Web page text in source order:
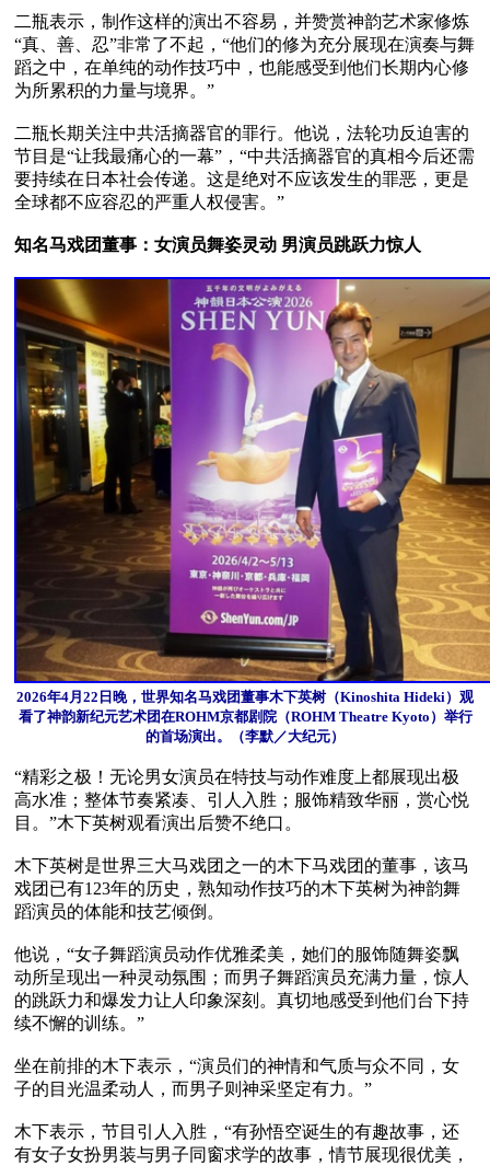
二瓶表示，制作这样的演出不容易，并赞赏神韵艺术家修炼
“真、善、忍”非常了不起，“他们的修为充分展现在演奏与舞
蹈之中，在单纯的动作技巧中，也能感受到他们长期内心修
为所累积的力量与境界。”
二瓶长期关注中共活摘器官的罪行。他说，法轮功反迫害的
节目是“让我最痛心的一幕”，“中共活摘器官的真相今后还需
要持续在日本社会传递。这是绝对不应该发生的罪恶，更是
全球都不应容忍的严重人权侵害。”
知名马戏团董事：女演员舞姿灵动 男演员跳跃力惊人
2026年4月22日晚，世界知名马戏团董事木下英树（Kinoshita Hideki）观
看了神韵新纪元艺术团在ROHM京都剧院（ROHM Theatre Kyoto）举行
的首场演出。（李默／大纪元）
“精彩之极！无论男女演员在特技与动作难度上都展现出极
高水准；整体节奏紧凑、引人入胜；服饰精致华丽，赏心悦
目。”木下英树观看演出后赞不绝口。
木下英树是世界三大马戏团之一的木下马戏团的董事，该马
戏团已有123年的历史，熟知动作技巧的木下英树为神韵舞
蹈演员的体能和技艺倾倒。
他说，“女子舞蹈演员动作优雅柔美，她们的服饰随舞姿飘
动所呈现出一种灵动氛围；而男子舞蹈演员充满力量，惊人
的跳跃力和爆发力让人印象深刻。真切地感受到他们台下持
续不懈的训练。”
坐在前排的木下表示，“演员们的神情和气质与众不同，女
子的目光温柔动人，而男子则神采坚定有力。”
木下表示，节目引人入胜，“有孙悟空诞生的有趣故事，还
有女子女扮男装与男子同窗求学的故事，情节展现很优美，